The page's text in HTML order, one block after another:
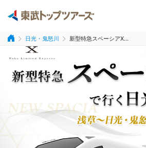
日光・鬼怒川 新型特急スペーシアX...